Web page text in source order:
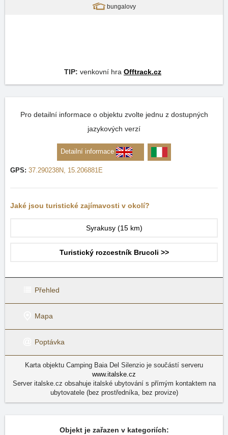
bungalovy
TIP: venkovní hra Offtrack.cz
Pro detailní informace o objektu zvolte jednu z dostupných
jazykových verzí
Detailní informace
GPS: 37.290238N, 15.206881E
Jaké jsou turistické zajímavosti v okolí?
Syrakusy (15 km)
Turistický rozcestník Brucoli >>
Přehled
Mapa
Poptávka
Karta objektu Camping Baia Del Silenzio je součástí serveru
www.italske.cz
Server italske.cz obsahuje italské ubytování s přímým kontaktem na
ubytovatele (bez prostředníka, bez provize)
Objekt je zařazen v kategoriích: